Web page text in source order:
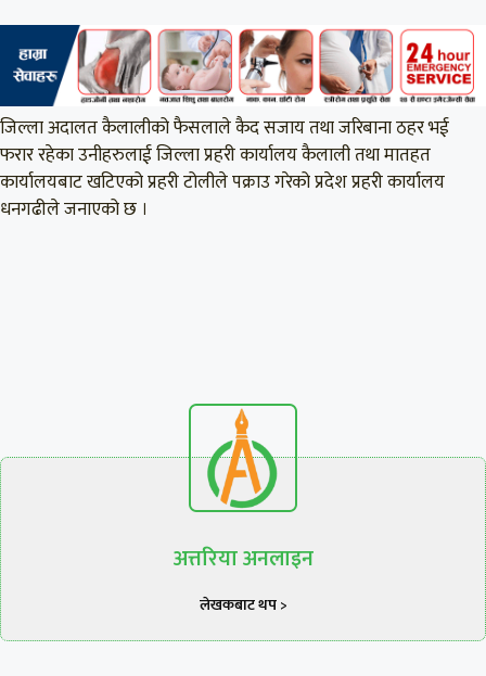
जिल्ला अदालत कैलालीको फैसलाले कैद सजाय तथा जरिबाना ठहर भई
फरार रहेका उनीहरुलाई जिल्ला प्रहरी कार्यालय कैलाली तथा मातहत
कार्यालयबाट खटिएको प्रहरी टोलीले पक्राउ गरेको प्रदेश प्रहरी कार्यालय
धनगढीले जनाएको छ ।
अत्तरिया अनलाइन
लेखकबाट थप >